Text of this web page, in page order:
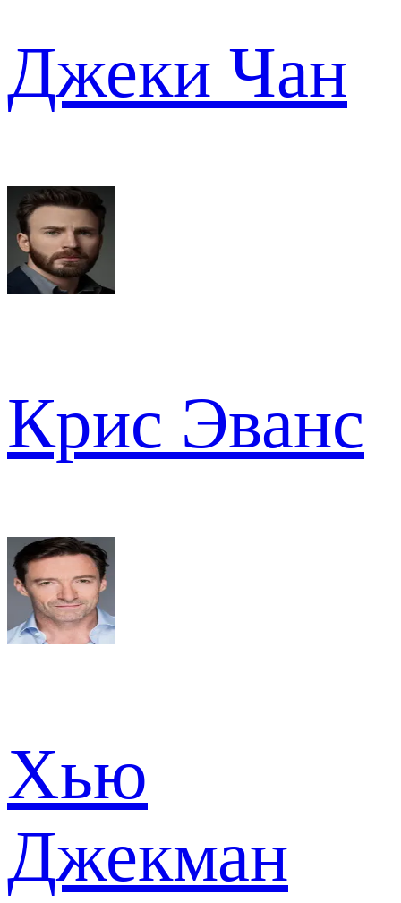
Джеки Чан
Крис Эванс
Хью
Джекман